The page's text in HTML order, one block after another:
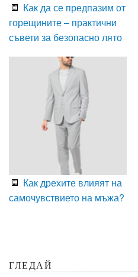
Как да се предпазим от
горещините – практични
съвети за безопасно лято
Как дрехите влияят на
самочувствието на мъжа?
ГЛЕДАЙ